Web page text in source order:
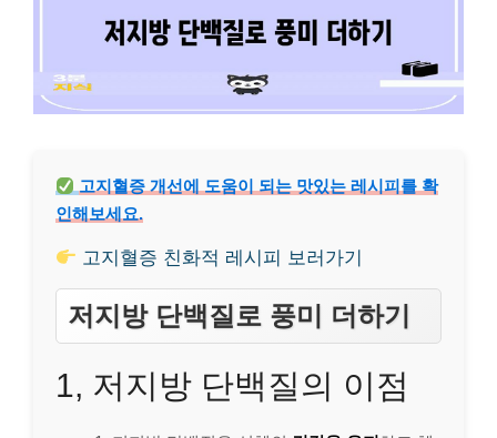
고지혈증 개선에 도움이 되는 맛있는 레시피를 확
인해보세요.
고지혈증 친화적 레시피 보러가기
저지방 단백질로 풍미 더하기
1, 저지방 단백질의 이점